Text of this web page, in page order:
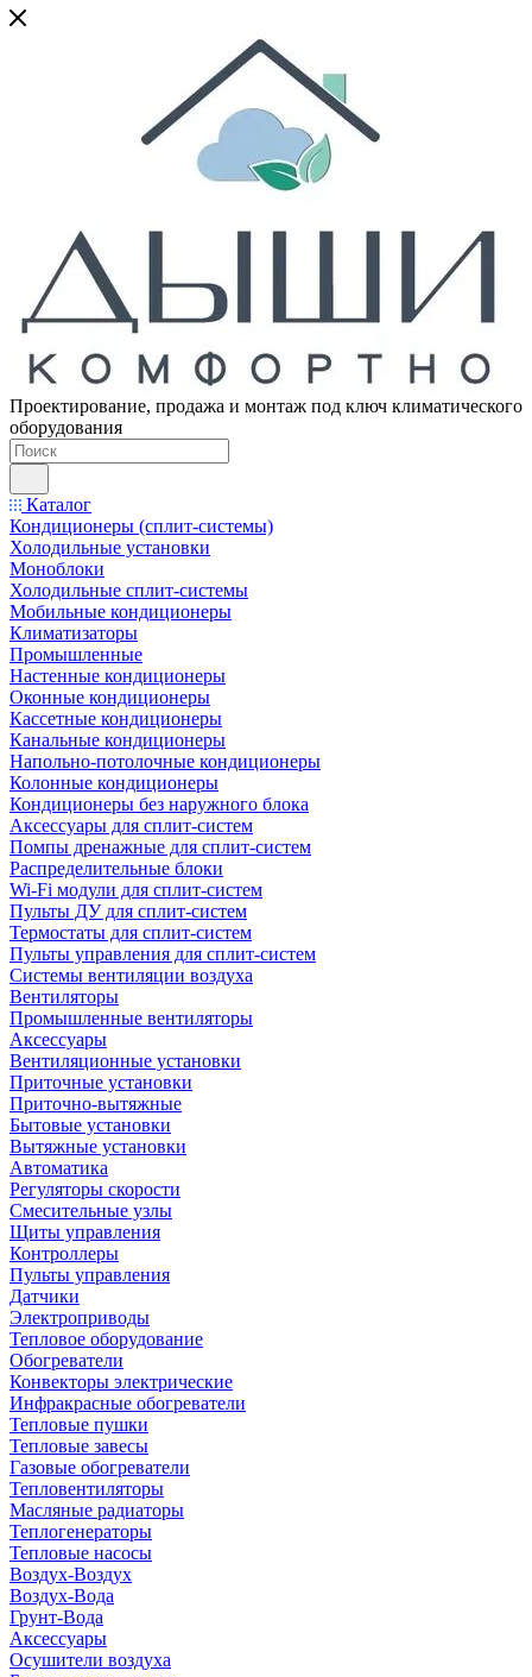
Проектирование, продажа и монтаж под ключ климатического
оборудования
Каталог
Кондиционеры (сплит-системы)
Холодильные установки
Моноблоки
Холодильные сплит-системы
Мобильные кондиционеры
Климатизаторы
Промышленные
Настенные кондиционеры
Оконные кондиционеры
Кассетные кондиционеры
Канальные кондиционеры
Напольно-потолочные кондиционеры
Колонные кондиционеры
Кондиционеры без наружного блока
Аксессуары для сплит-систем
Помпы дренажные для сплит-систем
Распределительные блоки
Wi-Fi модули для сплит-систем
Пульты ДУ для сплит-систем
Термостаты для сплит-систем
Пульты управления для сплит-систем
Системы вентиляции воздуха
Вентиляторы
Промышленные вентиляторы
Аксессуары
Вентиляционные установки
Приточные установки
Приточно-вытяжные
Бытовые установки
Вытяжные установки
Автоматика
Регуляторы скорости
Смесительные узлы
Щиты управления
Контроллеры
Пульты управления
Датчики
Электроприводы
Тепловое оборудование
Обогреватели
Конвекторы электрические
Инфракрасные обогреватели
Тепловые пушки
Тепловые завесы
Газовые обогреватели
Тепловентиляторы
Масляные радиаторы
Теплогенераторы
Тепловые насосы
Воздух-Воздух
Воздух-Вода
Грунт-Вода
Аксессуары
Осушители воздуха